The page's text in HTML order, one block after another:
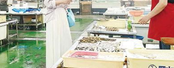
特集 イベント